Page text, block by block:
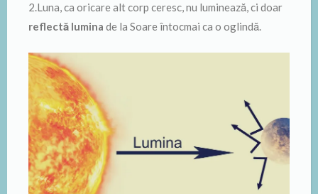
2.Luna, ca oricare alt corp ceresc, nu luminează, ci doar
reflectă lumina de la Soare întocmai ca o oglindă.